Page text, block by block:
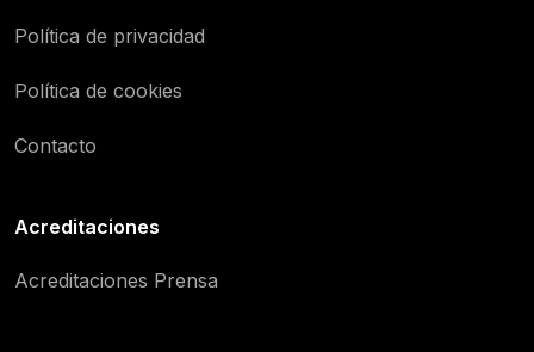
Política de privacidad
Política de cookies
Contacto
Acreditaciones
Acreditaciones Prensa